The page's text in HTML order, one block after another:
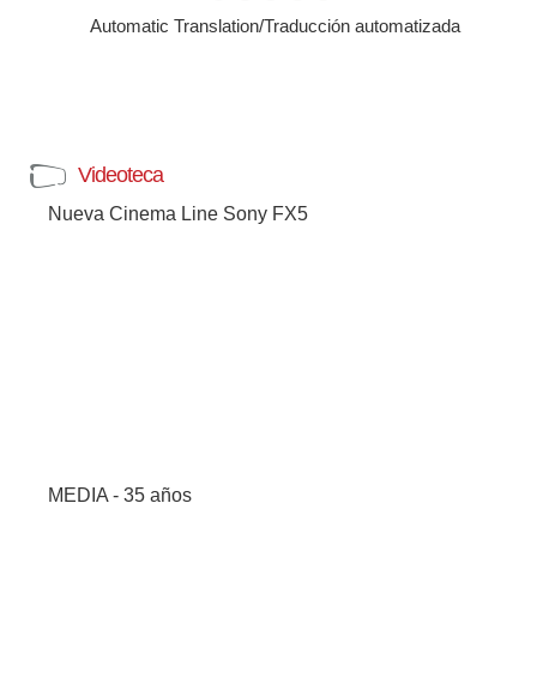
Automatic Translation/Traducción automatizada
Videoteca
Nueva Cinema Line Sony FX5
MEDIA - 35 años